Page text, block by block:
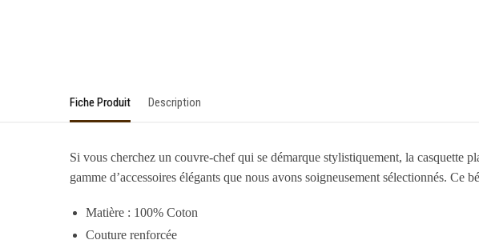
Fiche Produit Description
Si vous cherchez un couvre-chef qui se démarque stylistiquement, la casquette
gamme d’accessoires élégants que nous avons soigneusement sélectionnés.
Matière : 100% Coton
Couture renforcée